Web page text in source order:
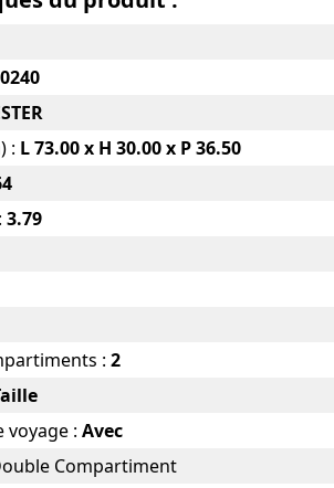
: L 73.00 x H 30.00 x P 36.50
3.79
: 2
voyage : Avec
Compartiment